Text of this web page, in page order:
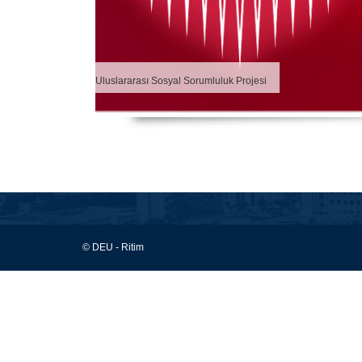
Uluslararası Sosyal Sorumluluk Projesi
© DEU - Ritim